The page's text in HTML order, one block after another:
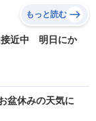
もっと読む
接近中 明日にか
盆休みの天気に